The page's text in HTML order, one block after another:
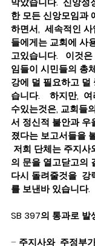
한 모든 신앙모임과
하면서,  세속적인
들에게는 교회에 사
고있습니다.   이것
임들이 시민들의 총
강에 덜 필요하고 덜
습니다.    하지만,
수있는것은, 교회들
서 정신적 불안과 우
졌다는 보고서들을
저희 단체는 주지사
의 문을 열고닫고의
다시 돌려줄것을  강
를 보낸바 있습니다.
SB 397의 통과로 발
– 주지사와  주정부